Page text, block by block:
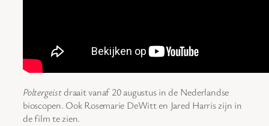
Poltergeistdraait vanaf 20 augustus in de Nederlandse
bioscopen. Ook Rosemarie DeWitt en Jared Harris zijn in
de film te zien.